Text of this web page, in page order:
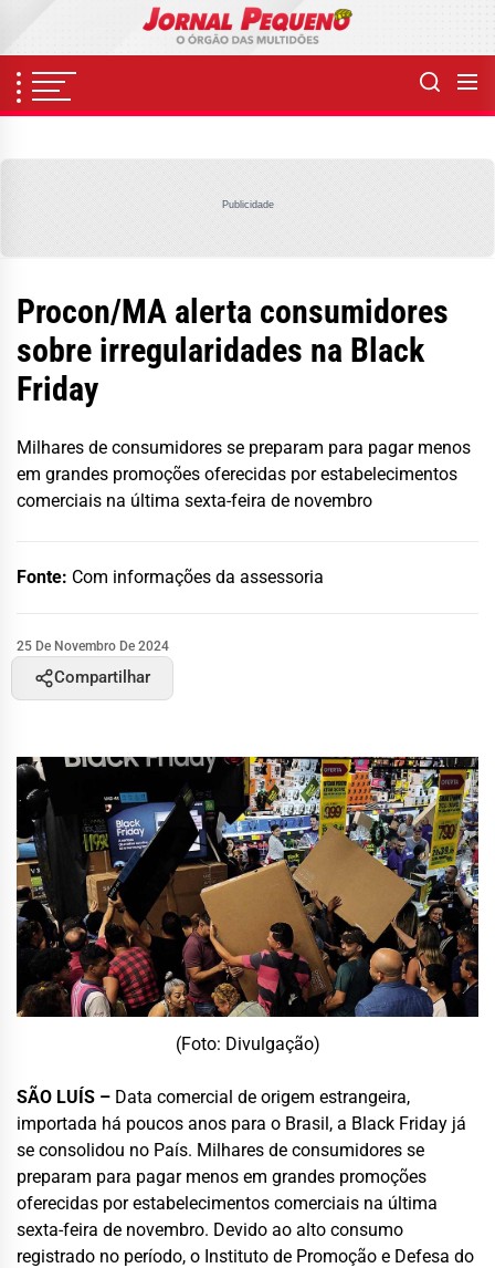
content
Publicidade
Procon/MA alerta consumidores
sobre irregularidades na Black
Friday
Milhares de consumidores se preparam para pagar menos
em grandes promoções oferecidas por estabelecimentos
comerciais na última sexta-feira de novembro
Fonte: Com informações da assessoria
25 De Novembro De 2024
Compartilhar
(Foto: Divulgação)
SÃO LUÍS – Data comercial de origem estrangeira,
importada há poucos anos para o Brasil, a Black Friday já
se consolidou no País. Milhares de consumidores se
preparam para pagar menos em grandes promoções
oferecidas por estabelecimentos comerciais na última
sexta-feira de novembro. Devido ao alto consumo
registrado no período, o Instituto de Promoção e Defesa do